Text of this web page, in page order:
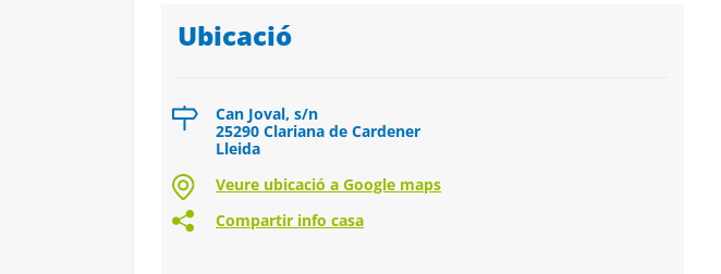
Ubicació
Can Joval, s/n
25290 Clariana de Cardener
Lleida
Veure ubicació a Google maps
Compartir info casa